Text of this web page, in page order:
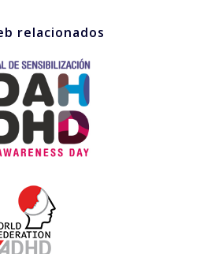
relacionados